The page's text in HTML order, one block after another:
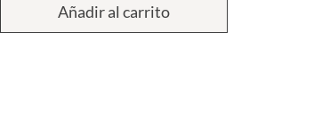
Añadir al carrito